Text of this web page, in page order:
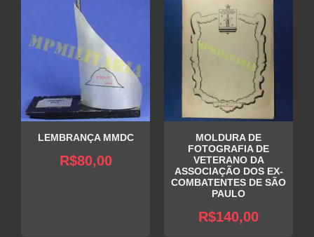
LEMBRANÇA MMDC
R$80,00
MOLDURA DE
FOTOGRAFIA DE
VETERANO DA
ASSOCIAÇÃO DOS EX-
COMBATENTES DE SÃO
PAULO
R$140,00